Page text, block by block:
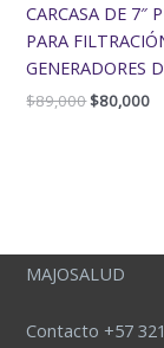
CARCASA DE 7″
PARA
GENERADORES
$89,000$80,000
MAJOSALUD
Contacto +57